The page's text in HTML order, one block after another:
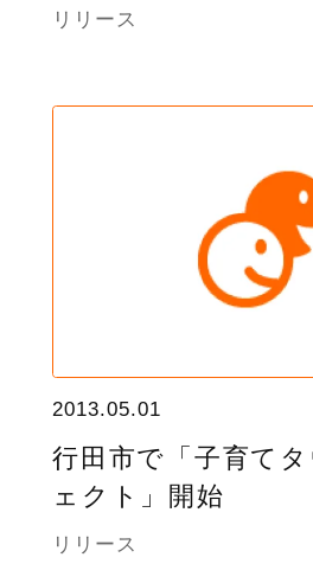
リリース
2013.05.01
行田市で「子育て
ェクト」開始
リリース